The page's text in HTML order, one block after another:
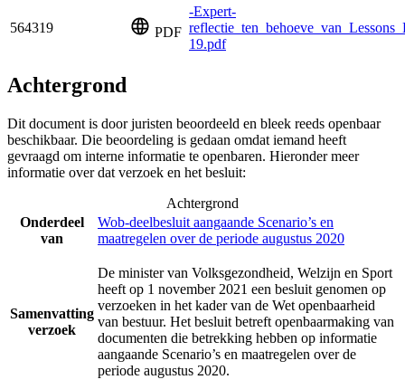
564319 PDF
-Expert-
19.pdf
Achtergrond
Dit document is door juristen beoordeeld en bleek reeds openbaar
beschikbaar. Die beoordeling is gedaan omdat iemand heeft
gevraagd om interne informatie te openbaren. Hieronder meer
informatie over dat verzoek en het besluit:
Achtergrond
Onderdeel
van
Wob-deelbesluit aangaande Scenario’s en
maatregelen over de periode augustus 2020
Samenvatting
verzoek
De minister van Volksgezondheid, Welzijn en Sport
heeft op 1 november 2021 een besluit genomen op
verzoeken in het kader van de Wet openbaarheid
van bestuur. Het besluit betreft openbaarmaking van
documenten die betrekking hebben op informatie
aangaande Scenario’s en maatregelen over de
periode augustus 2020.